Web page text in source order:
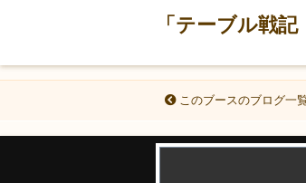
「テーブル戦
このブースのブログ一